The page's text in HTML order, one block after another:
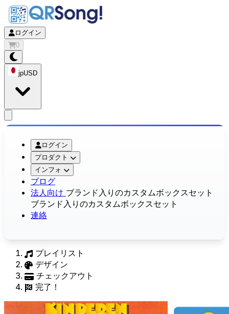
ログイン
0
jpUSD
ログイン
プロダクト
インフォ
ブログ
法人向け ブランド入りのカスタムボックスセット
ブランド入りのカスタムボックスセット
連絡
プレイリスト
デザイン
チェックアウト
完了！